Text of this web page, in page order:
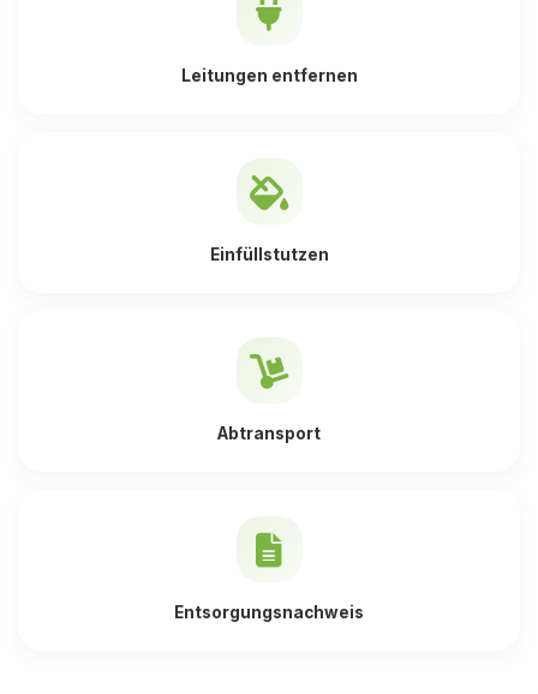
Leitungen entfernen
Einfüllstutzen
Abtransport
Entsorgungsnachweis